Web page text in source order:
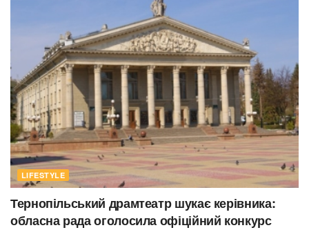
LIFESTYLE
Тернопільський драмтеатр шукає керівника:
обласна рада оголосила офіційний конкурс